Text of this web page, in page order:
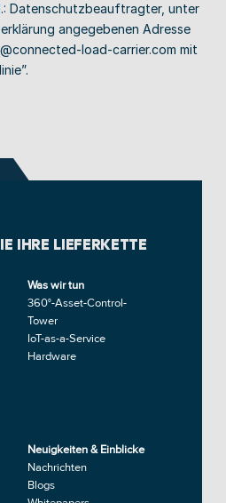
Datenschutzbeauftragter, unter
angegebenen Adresse
load-carrier.com mit
IHRE LIEFERKETTE
Was wir tun
360°-Asset-Control-
Tower
IoT-as-a-Service
Hardware
Neuigkeiten & Einblicke
Nachrichten
Blogs